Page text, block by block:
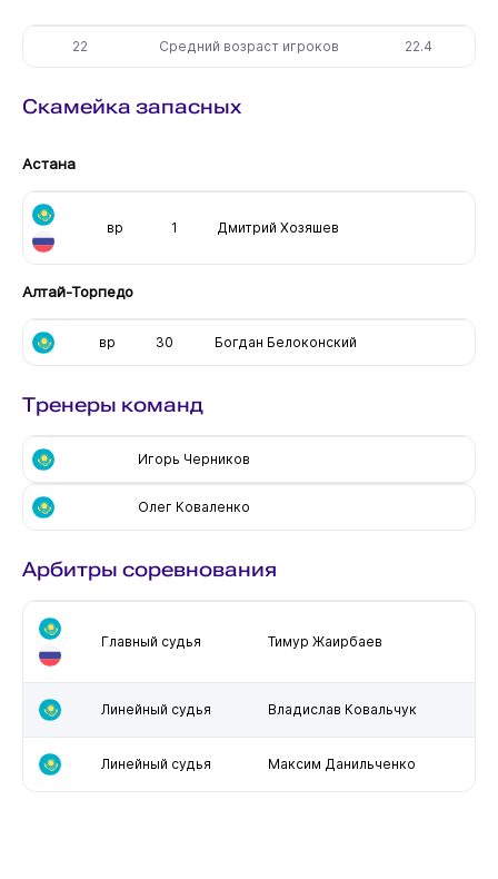
22 Средний возраст игроков 22.4
Скамейка запасных
Астана
вр 1 Дмитрий Хозяшев
Алтай-Торпедо
вр 30 Богдан Белоконский
Тренеры команд
Игорь Черников
Олег Коваленко
Арбитры соревнования
Главный судья Тимур Жаирбаев
Линейный судья Владислав Ковальчук
Линейный судья Максим Данильченко